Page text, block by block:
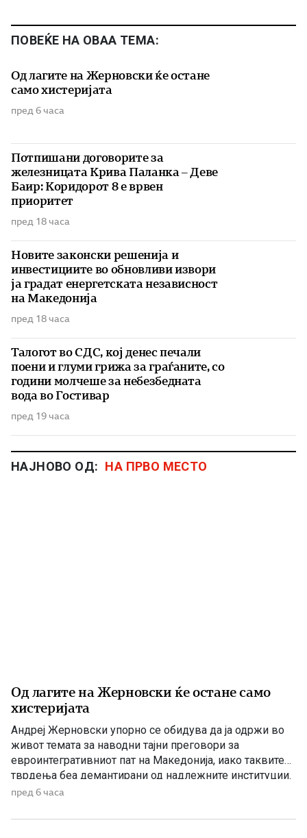
ПОВЕЌЕ НА ОВАА ТЕМА:
Од лагите на Жерновски ќе остане
само хистеријата
пред 6 часа
Потпишани договорите за
железницата Крива Паланка – Деве
Баир: Коридорот 8 е врвен
приоритет
пред 18 часа
Новите законски решенија и
инвестициите во обновливи извори
ја градат енергетската независност
на Македонија
пред 18 часа
Талогот во СДС, кој денес печали
поени и глуми грижа за граѓаните, со
години молчеше за небезбедната
вода во Гостивар
пред 19 часа
НАЈНОВО ОД: НА ПРВО МЕСТО
Од лагите на Жерновски ќе остане само
хистеријата
Андреј Жерновски упорно се обидува да ја одржи во
живот темата за наводни тајни преговори за
евроинтегративниот пат на Македонија, иако таквите
тврдења беа демантирани од надлежните институции.
Како што им пукна меурот од сапуница наречен
конструкција – дека власта тајно се подготвува да го
пред 6 часа